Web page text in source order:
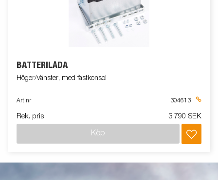
BATTERILÅDA
Höger/vänster, med fästkonsol
Art nr 304613
Rek. pris 3 790 SEK
Köp